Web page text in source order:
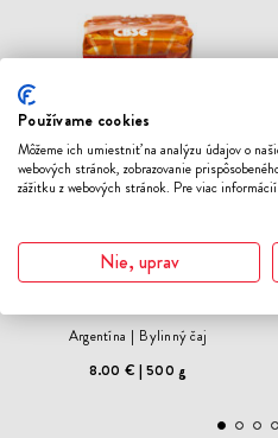
YERBA MATE - CBSE
ENERGIA - GUARANA
Argentína
Bylinný čaj
8.00 € 500 g
Používame cookies
Môžeme ich umiestniť na analýzu údajov o
webových stránok, zobrazovanie
zážitku z webových stránok. Pre viac
Nie, uprav